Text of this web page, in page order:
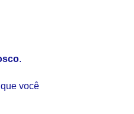
.
você